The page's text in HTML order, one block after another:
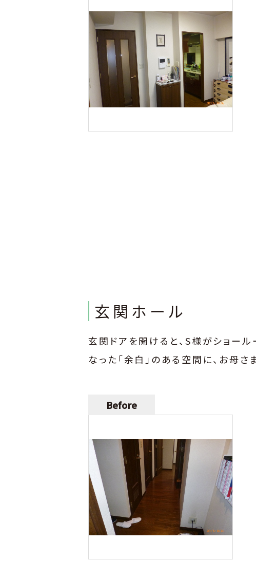
玄関ホール
玄関ドアを開けると、S様がショー
なった「余白」のある空間に、お母